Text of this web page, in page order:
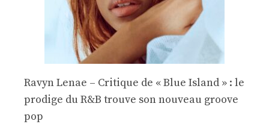
Ravyn Lenae – Critique de « Blue Island » : le
prodige du R&B trouve son nouveau groove
pop